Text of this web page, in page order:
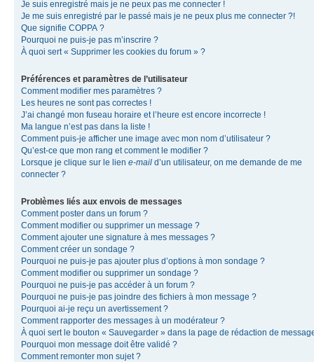
Je suis enregistré mais je ne peux pas me connecter !
Je me suis enregistré par le passé mais je ne peux plus me connecter ?!
Que signifie COPPA ?
Pourquoi ne puis-je pas m’inscrire ?
À quoi sert « Supprimer les cookies du forum » ?
Préférences et paramètres de l’utilisateur
Comment modifier mes paramètres ?
Les heures ne sont pas correctes !
J’ai changé mon fuseau horaire et l’heure est encore incorrecte !
Ma langue n’est pas dans la liste !
Comment puis-je afficher une image avec mon nom d’utilisateur ?
Qu’est-ce que mon rang et comment le modifier ?
Lorsque je clique sur le lien e-mail d’un utilisateur, on me demande de me
connecter ?
Problèmes liés aux envois de messages
Comment poster dans un forum ?
Comment modifier ou supprimer un message ?
Comment ajouter une signature à mes messages ?
Comment créer un sondage ?
Pourquoi ne puis-je pas ajouter plus d’options à mon sondage ?
Comment modifier ou supprimer un sondage ?
Pourquoi ne puis-je pas accéder à un forum ?
Pourquoi ne puis-je pas joindre des fichiers à mon message ?
Pourquoi ai-je reçu un avertissement ?
Comment rapporter des messages à un modérateur ?
À quoi sert le bouton « Sauvegarder » dans la page de rédaction de
Pourquoi mon message doit être validé ?
Comment remonter mon sujet ?